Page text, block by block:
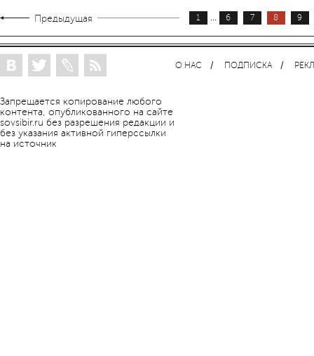
Предыдущая 1 ... 6 7 8 9
Запрещается копирование любого
контента, опубликованного на сайте
sovsibir.ru без разрешения редакции и
без указания активной гиперссылки
на источник
О НАС ПОДПИСКА